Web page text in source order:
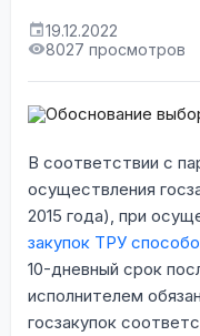
19.12.2022
8027 просмотров
В соответствии с
осуществления
2015 года), при
закупок ТРУ
10-дневный срок
исполнителем
госзакупок